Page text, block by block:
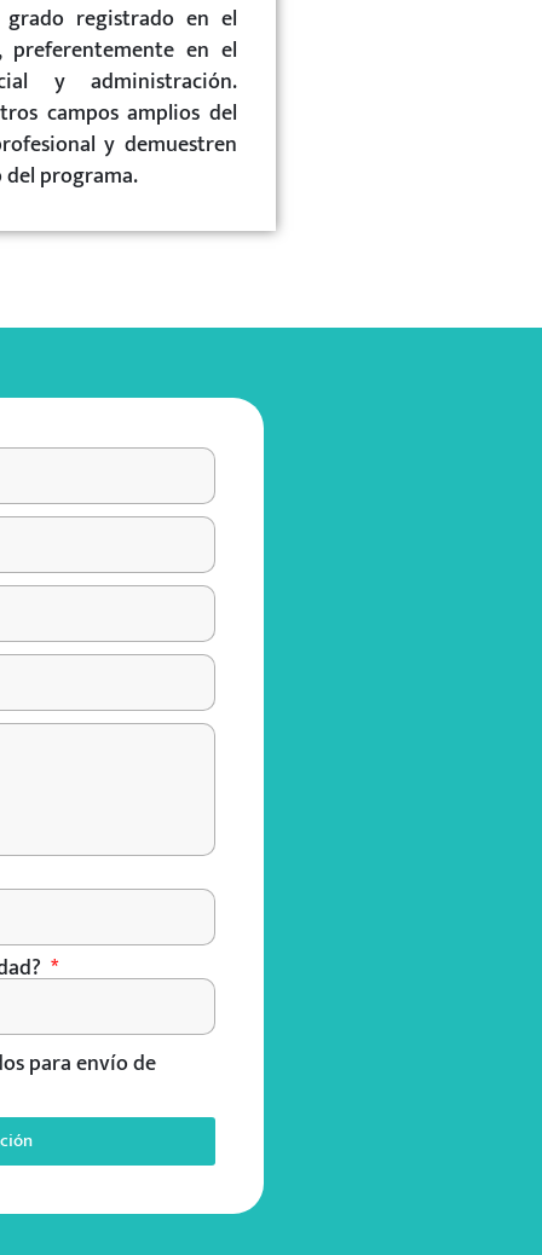
registrado en el
en el
y administración.
campos amplios del
y demuestren
programa.
para envío de